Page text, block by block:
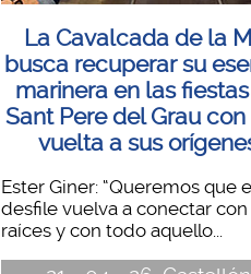
La Cavalcada de la
busca recuperar su
marinera en las
Sant Pere del Grau
vuelta a sus
Ester Giner: “Queremos que
desfile vuelva a conectar con
raíces y con todo aquello...